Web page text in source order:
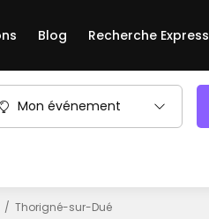
Blog Recherche Express
Mon événement
Thorigné-sur-Dué